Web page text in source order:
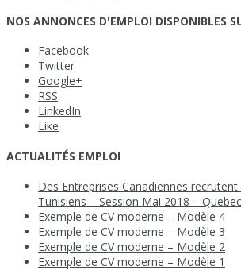
NOS ANNONCES D'EMPLOI DISPONIBLES
Facebook
Twitter
Google+
RSS
LinkedIn
Like
ACTUALITÉS EMPLOI
Des Entreprises Canadiennes
Tunisiens – Session Mai 2018 – Quebec
Exemple de CV moderne – Modèle 4
Exemple de CV moderne – Modèle 3
Exemple de CV moderne – Modèle 2
Exemple de CV moderne – Modèle 1